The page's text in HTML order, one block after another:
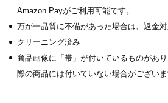
Amazon Payがご利用可能です。
万が一品質に不備があった場合は、返金対
クリーニング済み
商品画像に「帯」が付いているものがあ
際の商品には付いていない場合がございま